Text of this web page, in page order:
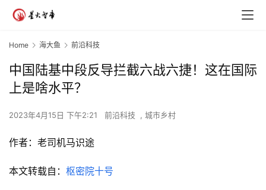
Home 海大鱼 前沿科技
中国陆基中段反导拦截六战六捷！这在国际
上是啥水平？
2023年4月15日 下午2:21 前沿科技 , 城市乡村
作者： 老司机马识途
本文转载自： 枢密院十号